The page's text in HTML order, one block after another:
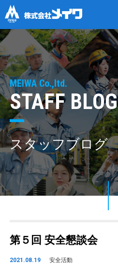
MEIWA Co.,ltd.
STAFF BLOG
スタッフブログ
第５回 安全懇談会
2021.08.19 安全活動